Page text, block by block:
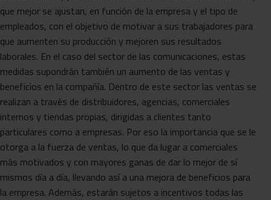
que mejor se ajustan, en función de la empresa y el tipo de
empleados, con el objetivo de motivar a sus trabajadores para
que aumenten su producción y mejoren sus resultados
laborales. En el caso del sector de las comunicaciones, estas
medidas supondrán también un aumento de las ventas y
beneficios en la compañía. Dentro de este sector las ventas se
realizan a través de distribuidores, agencias, comerciales
internos y tiendas propias, dirigidas a clientes tanto
particulares como a empresas. Por eso la importancia que se le
otorga a la fuerza de ventas, lo que da lugar a comerciales
más motivados y con mayores ganas de dar lo mejor de sí
mismos día a día, llevando así a una mejora de beneficios para
la empresa. Además, estarán sujetos a incentivos todas las